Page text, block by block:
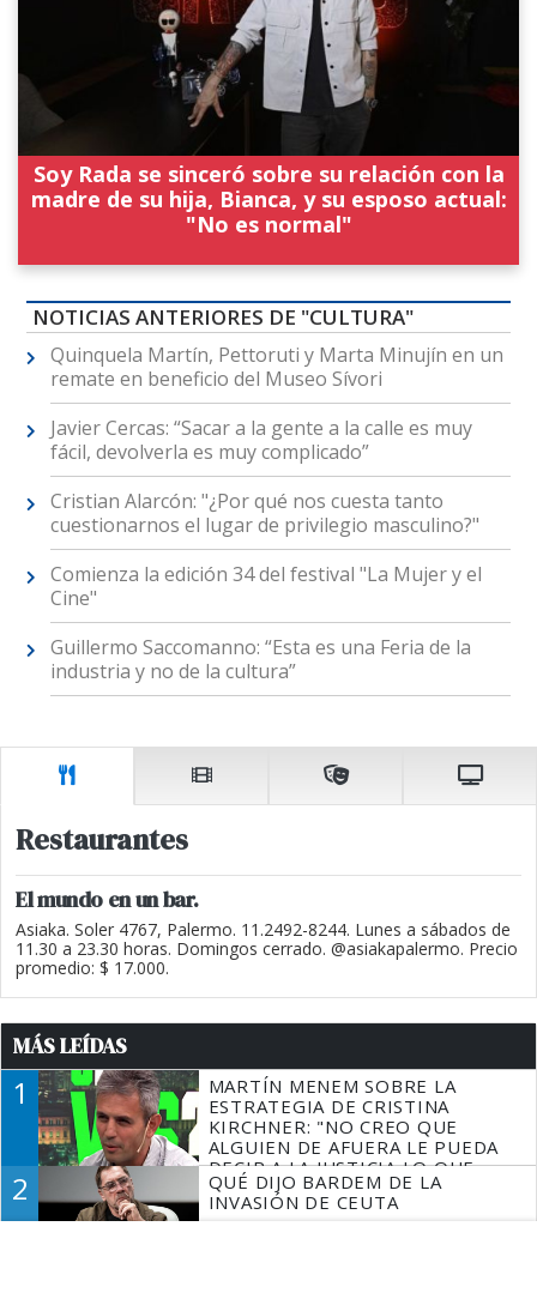
Soy Rada se sinceró sobre su relación con la
madre de su hija, Bianca, y su esposo actual:
"No es normal"
NOTICIAS ANTERIORES DE "CULTURA"
Quinquela Martín, Pettoruti y Marta Minujín en un
remate en beneficio del Museo Sívori
Javier Cercas: “Sacar a la gente a la calle es muy
fácil, devolverla es muy complicado”
Cristian Alarcón: "¿Por qué nos cuesta tanto
cuestionarnos el lugar de privilegio masculino?"
Comienza la edición 34 del festival "La Mujer y el
Cine"
Guillermo Saccomanno: “Esta es una Feria de la
industria y no de la cultura”
Restaurantes
El mundo en un bar.
Asiaka. Soler 4767, Palermo. 11.2492-8244. Lunes a sábados de
11.30 a 23.30 horas. Domingos cerrado. @asiakapalermo. Precio
promedio: $ 17.000.
MÁS LEÍDAS
1
MARTÍN MENEM SOBRE LA
ESTRATEGIA DE CRISTINA
KIRCHNER: "NO CREO QUE
ALGUIEN DE AFUERA LE PUEDA
DECIR A LA JUSTICIA LO QUE
TIENE QUE HACER"
2
QUÉ DIJO BARDEM DE LA
INVASIÓN DE CEUTA